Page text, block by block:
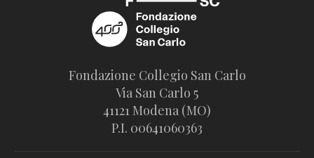
Fondazione Collegio San Carlo
Via San Carlo 5
41121 Modena (MO)
P.I. 00641060363